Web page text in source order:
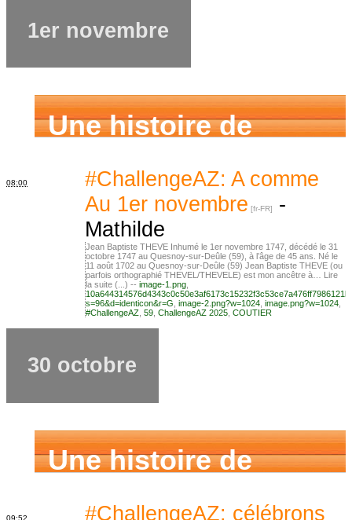
1er novembre
Une histoire de
famille
08:00
#ChallengeAZ: A comme
Au 1er novembre
-
Mathilde
Jean Baptiste THEVE Inhumé le 1er novembre 1747, décédé le 31
octobre 1747 au Quesnoy-sur-Deûle (59), à l’âge de 45 ans. Né le
11 août 1702 au Quesnoy-sur-Deûle (59) Jean Baptiste THEVE (ou
parfois orthographié THEVEL/THEVELE) est mon ancêtre à… Lire
la suite (...) -- image-1.png
s=96&d=identicon&r=G image-2.png?w=1024 image.png?w=1024
#ChallengeAZ 59 ChallengeAZ 2025 COUTIER
30 octobre
Une histoire de
09:52 #ChallengeAZ: célébrons